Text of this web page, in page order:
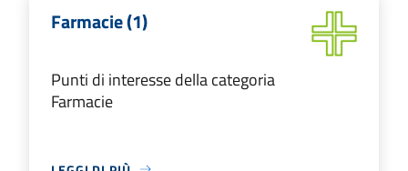
Farmacie (1)
Punti di interesse della categoria
Farmacie